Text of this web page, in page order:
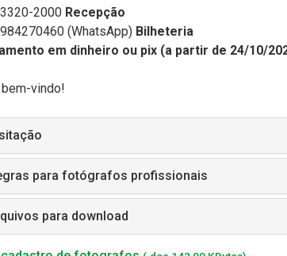
2000 Recepção
(WhatsApp) Bilheteria
em dinheiro ou pix (a partir de 24/10/
vindo!
para fotógrafos profissionais
para download